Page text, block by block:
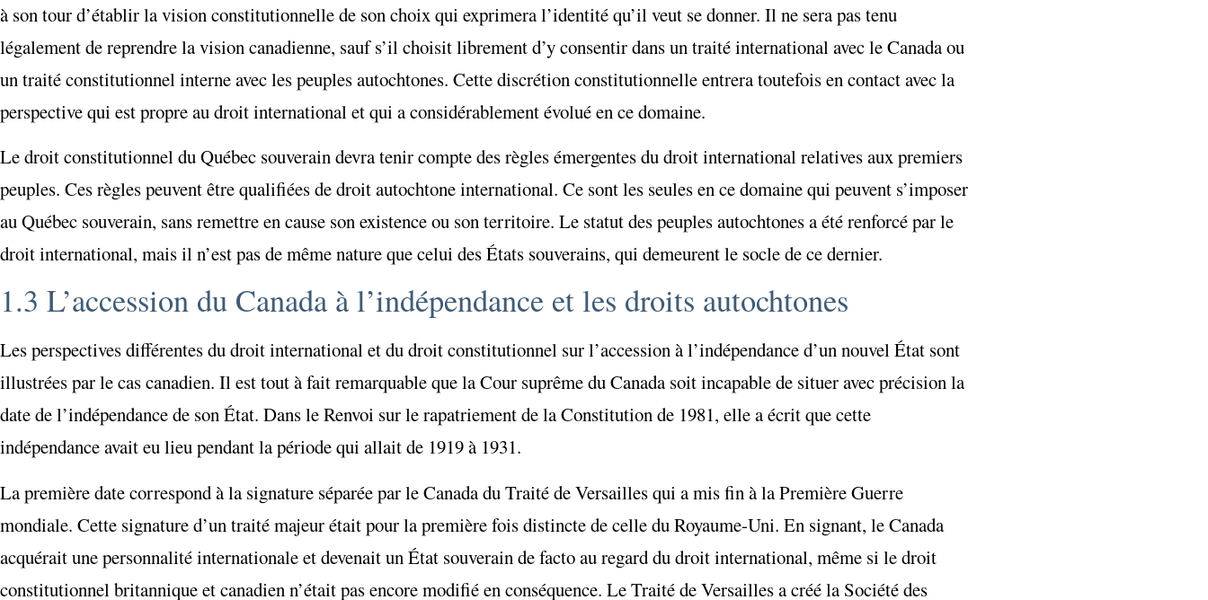
à son tour d’établir la vision constitutionnelle de son choix qui exprimera l’identité qu’il veut se donner. Il ne sera pas tenu
légalement de reprendre la vision canadienne, sauf s’il choisit librement d’y consentir dans un traité international avec le Canada ou
un traité constitutionnel interne avec les peuples autochtones. Cette discrétion constitutionnelle entrera toutefois en contact avec la
perspective qui est propre au droit international et qui a considérablement évolué en ce domaine.
Le droit constitutionnel du Québec souverain devra tenir compte des règles émergentes du droit international relatives aux premiers
peuples. Ces règles peuvent être qualifiées de droit autochtone international. Ce sont les seules en ce domaine qui peuvent s’imposer
au Québec souverain, sans remettre en cause son existence ou son territoire. Le statut des peuples autochtones a été renforcé par le
droit international, mais il n’est pas de même nature que celui des États souverains, qui demeurent le socle de ce dernier.
1.3 L’accession du Canada à l’indépendance et les droits autochtones
Les perspectives différentes du droit international et du droit constitutionnel sur l’accession à l’indépendance d’un nouvel État sont
illustrées par le cas canadien. Il est tout à fait remarquable que la Cour suprême du Canada soit incapable de situer avec précision la
date de l’indépendance de son État. Dans le Renvoi sur le rapatriement de la Constitution de 1981, elle a écrit que cette
indépendance avait eu lieu pendant la période qui allait de 1919 à 1931.
La première date correspond à la signature séparée par le Canada du Traité de Versailles qui a mis fin à la Première Guerre
mondiale. Cette signature d’un traité majeur était pour la première fois distincte de celle du Royaume-Uni. En signant, le Canada
acquérait une personnalité internationale et devenait un État souverain de facto au regard du droit international, même si le droit
constitutionnel britannique et canadien n’était pas encore modifié en conséquence. Le Traité de Versailles a créé la Société des